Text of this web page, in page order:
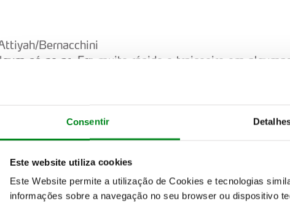
Consentir
Este website utiliza cookies
Este Website permite a utilização de Cookies e tecnologias
informações sobre a navegação no seu browser ou dispositivo
Bernacchini
pó no ar. Era muito rápido e traiçoeiro em
ganho ao Andreas (Mikkelsen). Quero mantê-lo atrás
pneus mas temos suficientes para o dia todo.”
Anttila
da especial algo se partiu na transmissão. Acho que
não sei. Temos de seguir para o próximo troço.”